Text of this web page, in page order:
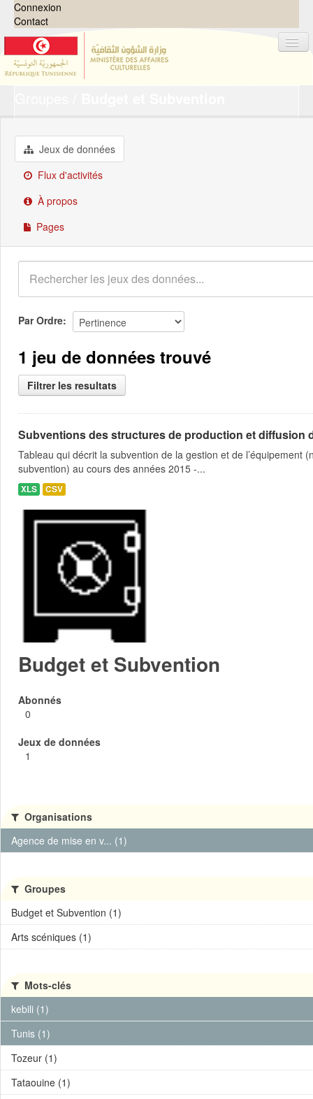
Connexion
Contact
Groupes
Demandes
À propos
Jeux de données
Flux d'activités
À propos
Pages
Par Ordre
1 jeu de données trouvé
Filtrer les resultats
Subventions des structures de production et diffusion
Tableau qui décrit la subvention de la gestion et de
subvention) au cours des années 2015 -...
XLS CSV
Budget et Subvention
Abonnés
0
Jeux de données
1
Organisations
Agence de mise en v... (1)
Groupes
Budget et Subvention (1)
Arts scéniques (1)
Mots-clés
kebili (1)
Tunis (1)
Tozeur (1)
Tataouine (1)